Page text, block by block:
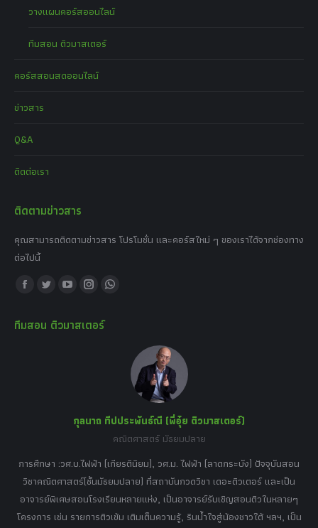
วางแผนคอร์สออนไลน์
ทีมสอน ติวมาสเตอร์
คอร์สสอนสดออนไลน์
ข่าวสาร
Q&A
ติดต่อเรา
ติดตามข่าวสาร
คุณสามารถติดตามข่าวสาร โปรโมชั่น และคอร์สใหม่ ๆ ของเราได้จากช่องทาง
ต่อไปนี้
Find us on:
Facebook
opens
Twitter
opens
YouTube
opens
Instagram
opens
Whatsapp
window
ทีมสอน ติวมาสเตอร์
กุลนาถ ทีปประพันธ์ณี (พี่อุ๋ย ติวมาสเตอร์)
คณิตศาสตร์ มัธยมปลาย
การศึกษา :วศ.บ.ไฟฟ้า (เกียรตินิยม), วศ.ม. ไฟฟ้า (ลาดกระบัง) ปัจจุบันสอน
วิชาคณิตศาสตร์(ชั้นมัธยมปลาย) ที่สถาบันกวดวิชา เดอะติวเตอร์ และเป็น
อาจารย์พิเศษสอนโรงเรียนหลายแห่ง, เป็นอาจารย์รับเชิญสอนติวในหลายๆ
โครงการ เช่น รายการติวเข้ม เติมเต็มความรู้, รินน้ำใจสู่น้องชาวใต้ ฯลฯ, เป็น